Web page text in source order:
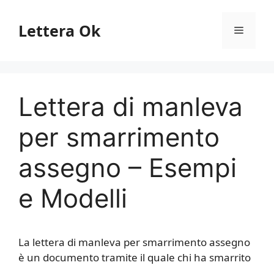
contenuto
Lettera Ok Menu
Lettera di manleva
per smarrimento
assegno – Esempi
e Modelli
La lettera di manleva per smarrimento assegno
è un documento tramite il quale chi ha smarrito